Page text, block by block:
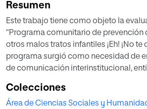
Resumen
Este trabajo tiene como objeto la
“Programa comunitario de prevención
otros malos tratos infantiles ¡Eh! ¡No te
programa surgió como necesidad de
de comunicación interinstitucional,
intervención y la prevención de los
menores. Ante la ausencia de una
Colecciones
Área de Ciencias Sociales y